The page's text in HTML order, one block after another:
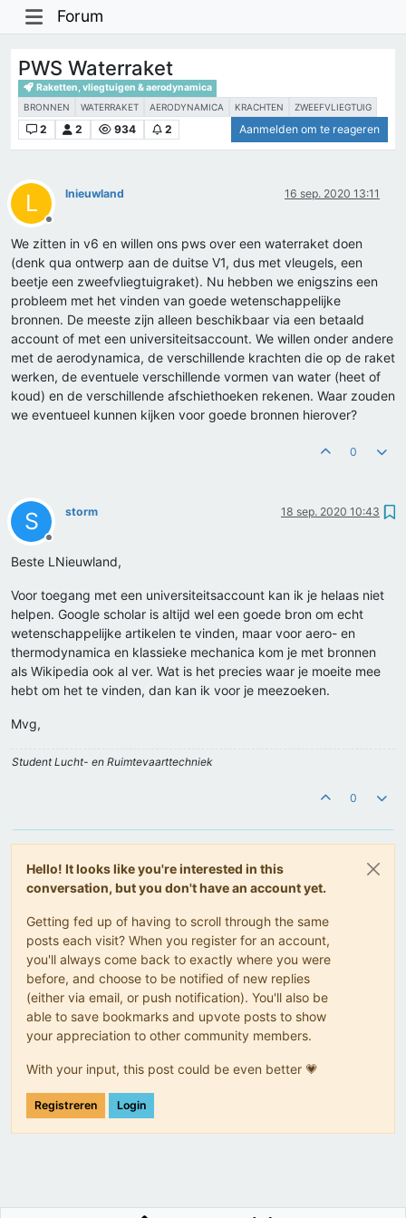
Forum
PWS Waterraket
Raketten, vliegtuigen & aerodynamica
BRONNEN WATERRAKET AERODYNAMICA KRACHTEN ZWEEFVLIEGTUIG
2 2 934 2 Aanmelden om te reageren
L
Offline
lnieuwland 16 sep. 2020 13:11
We zitten in v6 en willen ons pws over een waterraket doen
(denk qua ontwerp aan de duitse V1, dus met vleugels, een
beetje een zweefvliegtuigraket). Nu hebben we enigszins een
probleem met het vinden van goede wetenschappelijke
bronnen. De meeste zijn alleen beschikbaar via een betaald
account of met een universiteitsaccount. We willen onder andere
met de aerodynamica, de verschillende krachten die op de raket
werken, de eventuele verschillende vormen van water (heet of
koud) en de verschillende afschiethoeken rekenen. Waar zouden
we eventueel kunnen kijken voor goede bronnen hierover?
0
S
Offline
storm 18 sep. 2020 10:43
Beste LNieuwland,
Voor toegang met een universiteitsaccount kan ik je helaas niet
helpen. Google scholar is altijd wel een goede bron om echt
wetenschappelijke artikelen te vinden, maar voor aero- en
thermodynamica en klassieke mechanica kom je met bronnen
als Wikipedia ook al ver. Wat is het precies waar je moeite mee
hebt om het te vinden, dan kan ik voor je meezoeken.
Mvg,
Student Lucht- en Ruimtevaarttechniek
0
Hello! It looks like you're interested in this
conversation, but you don't have an account yet.
Getting fed up of having to scroll through the same
posts each visit? When you register for an account,
you'll always come back to exactly where you were
before, and choose to be notified of new replies
(either via email, or push notification). You'll also be
able to save bookmarks and upvote posts to show
your appreciation to other community members.
With your input, this post could be even better 💗
Registreren Login